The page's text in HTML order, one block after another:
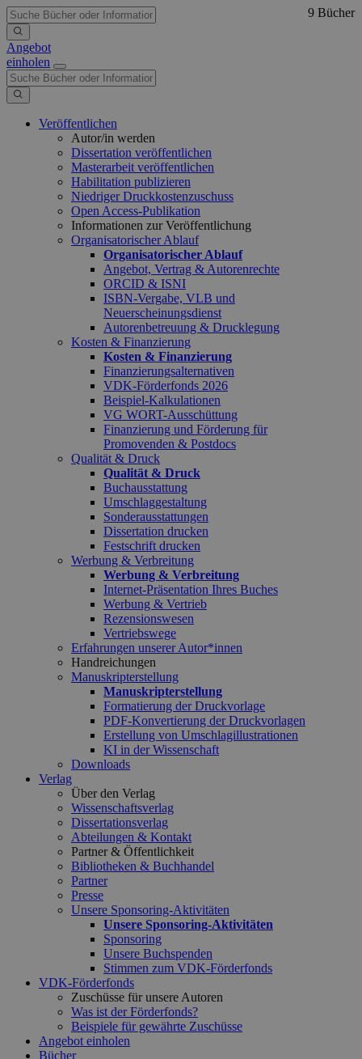
Angebot
einholen
Veröffentlichen
Autor/in werden
Dissertation veröffentlichen
Masterarbeit veröffentlichen
Habilitation publizieren
Niedriger Druckkostenzuschuss
Open Access-Publikation
Informationen zur Veröffentlichung
Organisatorischer Ablauf
Organisatorischer Ablauf
Angebot, Vertrag & Autorenrechte
ORCID & ISNI
ISBN-Vergabe, VLB und
Neuerscheinungsdienst
Autorenbetreuung & Drucklegung
Kosten & Finanzierung
Kosten & Finanzierung
Finanzierungsalternativen
VDK-Förderfonds 2026
Beispiel-Kalkulationen
VG WORT-Ausschüttung
Finanzierung und Förderung für
Promovenden & Postdocs
Qualität & Druck
Qualität & Druck
Buchausstattung
Umschlaggestaltung
Sonderausstattungen
Dissertation drucken
Festschrift drucken
Werbung & Verbreitung
Werbung & Verbreitung
Internet-Präsentation Ihres Buches
Werbung & Vertrieb
Rezensionswesen
Vertriebswege
Erfahrungen unserer Autor*innen
Handreichungen
Manuskripterstellung
Manuskripterstellung
Formatierung der Druckvorlage
PDF-Konvertierung der Druckvorlagen
Erstellung von Umschlagillustrationen
KI in der Wissenschaft
Downloads
Verlag
Über den Verlag
Wissenschaftsverlag
Dissertationsverlag
Abteilungen & Kontakt
Partner & Öffentlichkeit
Bibliotheken & Buchhandel
Partner
Presse
Unsere Sponsoring-Aktivitäten
Unsere Sponsoring-Aktivitäten
Sponsoring
Unsere Buchspenden
Stimmen zum VDK-Förderfonds
VDK-Förderfonds
Zuschüsse für unsere Autoren
Was ist der Förderfonds?
Beispiele für gewährte Zuschüsse
Angebot einholen
Bücher
9 Bücher